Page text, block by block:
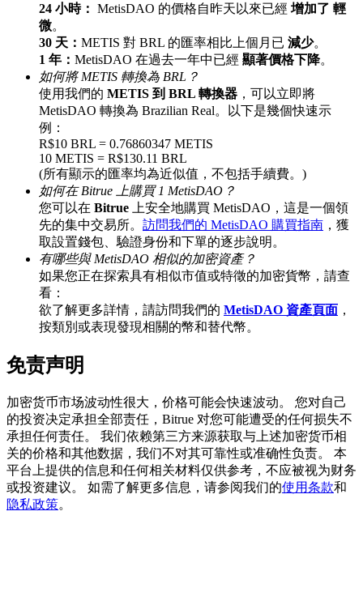
邀请好友
邀請朋友獲得現金獎勵
BTC 專享獎勵
BTC 專享獎勵
充值並交易BTC瓜分 25,000 USDT 獎池！
充值CASHCAT & 赢取
瓜分 500000 CASHCAT 獎池
BitMart 用戶遷移專享
註冊&交易贏 500,000 USDT
24 小時： MetisDAO 的價格自昨天以來已經 增加了 輕
微。
30 天： METIS 對 BRL 的匯率相比上個月已 減少。
1 年： MetisDAO 在過去一年中已經 顯著價格下降。
如何將 METIS 轉換為 BRL？
使用我們的 METIS 到 BRL 轉換器 ，可以立即將
MetisDAO 轉換為 Brazilian Real。以下是幾個快速示
例：
R$10 BRL = 0.76860347 METIS
10 METIS = R$130.11 BRL
(所有顯示的匯率均為近似值，不包括手續費。)
如何在 Bitrue 上購買 1 MetisDAO？
您可以在 Bitrue 上安全地購買 MetisDAO，這是一個領
先的集中交易所。 訪問我們的 MetisDAO 購買指南 ，獲
取設置錢包、驗證身份和下單的逐步說明。
有哪些與 MetisDAO 相似的加密資產？
如果您正在探索具有相似市值或特徵的加密貨幣，請查
看：
欲了解更多詳情，請訪問我們的 MetisDAO 資產頁面 ，
按類別或表現發現相關的幣和替代幣。
免责声明
加密货币市场波动性很大，价格可能会快速波动。 您对自己
的投资决定承担全部责任，Bitrue 对您可能遭受的任何损失不
承担任何责任。 我们依赖第三方来源获取与上述加密货币相
关的价格和其他数据，我们不对其可靠性或准确性负责。 本
平台上提供的信息和任何相关材料仅供参考，不应被视为财务
或投资建议。 如需了解更多信息，请参阅我们的使用条款和
隐私政策。